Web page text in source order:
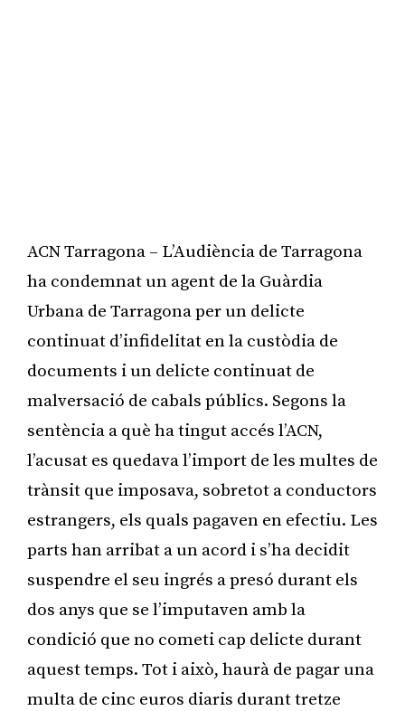
ACN Tarragona – L’Audiència de Tarragona
ha condemnat un agent de la Guàrdia
Urbana de Tarragona per un delicte
continuat d’infidelitat en la custòdia de
documents i un delicte continuat de
malversació de cabals públics. Segons la
sentència a què ha tingut accés l’ACN,
l’acusat es quedava l’import de les multes de
trànsit que imposava, sobretot a conductors
estrangers, els quals pagaven en efectiu. Les
parts han arribat a un acord i s’ha decidit
suspendre el seu ingrés a presó durant els
dos anys que se l’imputaven amb la
condició que no cometi cap delicte durant
aquest temps. Tot i això, haurà de pagar una
multa de cinc euros diaris durant tretze